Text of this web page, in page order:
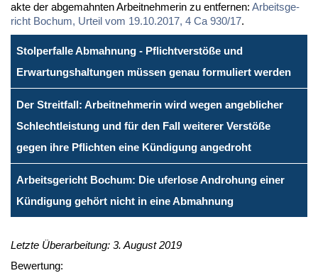
ak­te der ab­ge­mahn­ten Ar­beit­neh­me­rin zu ent­fer­nen: Ar­beits­ge­
richt Bo­chum, Ur­teil vom 19.10.2017, 4 Ca 930/17.
Stolperfalle Abmahnung - Pflichtverstöße und
Erwartungshaltungen müssen genau formuliert werden
Der Streitfall: Arbeitnehmerin wird wegen angeblicher
Schlechtleistung und für den Fall weiterer Verstöße
gegen ihre Pflichten eine Kündigung angedroht
Arbeitsgericht Bochum: Die uferlose Androhung einer
Kündigung gehört nicht in eine Abmahnung
Letzte Überarbeitung: 3. August 2019
Bewertung: